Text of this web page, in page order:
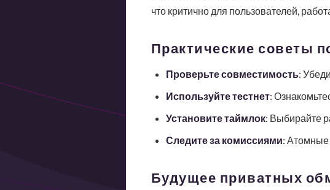
что критично для пользователей,
Практические советы
Проверьте совместимость:
Используйте тестнет:
Установите таймлок: Выбирайте
Следите за комиссиями: Атомные
Будущее приватных